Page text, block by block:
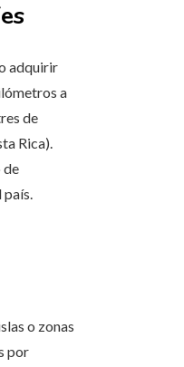
adquirir
a
de
Rica).
de
país.
o zonas
por